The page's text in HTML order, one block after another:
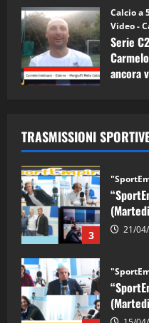
Calcio a
Video -
Serie
ancora
TRASMISSIONI
2 28/
3 21/04/
4 15/